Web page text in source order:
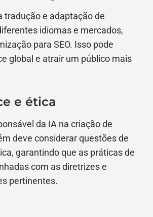
tradução e adaptação de
idiomas e mercados,
para SEO. Isso pode
global e atrair um público mais
e ética
da IA na criação de
deve considerar questões de
garantindo que as práticas de
com as diretrizes e
pertinentes.